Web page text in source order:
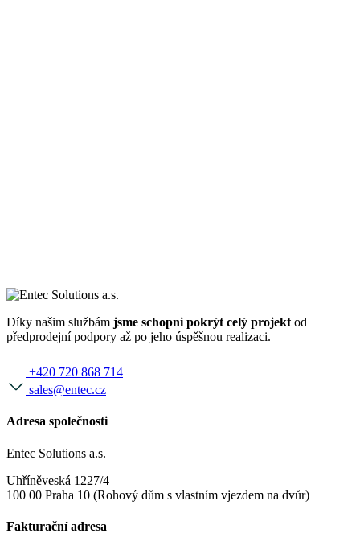
Díky našim službám jsme schopni pokrýt celý projekt od
předprodejní podpory až po jeho úspěšnou realizaci.
+420 720 868 714
sales@entec.cz
Adresa společnosti
Entec Solutions a.s.
Uhříněveská 1227/4
100 00 Praha 10 (Rohový dům s vlastním vjezdem na dvůr)
Fakturační adresa